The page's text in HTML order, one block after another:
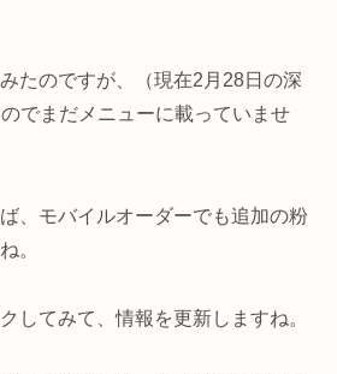
たのですが、（現在2月28日の深
でまだメニューに載っていませ
、モバイルオーダーでも追加の粉
。
してみて、情報を更新しますね。